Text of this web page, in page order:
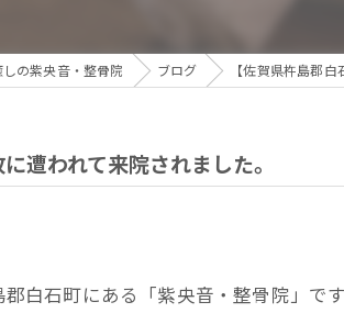
の紫央音・整骨院 ブログ 【佐賀県杵島郡
遭われて来院されました。
白石町にある「紫央音・整骨院」で